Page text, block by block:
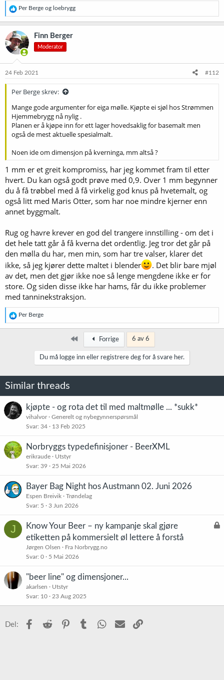
R
e
a
k
s
j
o
e
Per Berge og loebrygg
Finn Berger
Moderator
24 Feb 2021 #112
Per Berge skrev:
Mange gode argumenter for eiga mølle. Kjøpte ei sjøl hos Strømmen
Hjemmebrygg nå nylig .
Planen er å kjøpe inn for ett lager hovedsaklig for basemalt men
også de mest aktuelle spesialmalt.
Noen ide om dimensjon på kverninga, mm altså ?
1 mm er et greit kompromiss, har jeg kommet fram til etter
hvert. Du kan også godt prøve med 0,9. Over 1 mm begynner
du å få trøbbel med å få virkelig god knus på hvetemalt, og
også litt med Maris Otter, som har noe mindre kjerner enn
annet byggmalt.
Rug og havre krever en god del trangere innstilling - om det i
det hele tatt går å få kverna det ordentlig. Jeg tror det går på
den mølla du har, men min, som har tre valser, klarer det
ikke, så jeg kjører dette maltet i blender
. Det blir bare mjøl
av det, men det gjør ikke noe så lenge mengdene ikke er for
store. Og siden disse ikke har hams, får du ikke problemer
med tanninekstraksjon.
R
e
a
r
Per Berge
Først Forrige 6 av 6
Du må logge inn eller registrere deg for å svare her.
Similar threads
kjøpte - og rota det til med maltmølle ... *sukk*
vihalvor
Generelt og nybegynnerspørsmål
Svar 34 13 Feb 2025
Norbryggs typedefinisjoner - BeerXML
erikraude
Utstyr
Svar 39 25 Mai 2026
Bayer Bag Night hos Austmann 02. Juni 2026
Espen Breivik
Trøndelag
Svar 5 3 Jun 2026
J
L
Know Your Beer – ny kampanje skal gjøre
etiketten på kommersielt øl lettere å forstå
Jørgen Olsen
Fra Norbrygg.no
Svar 0 5 Mai 2026
"beer line" og dimensjoner...
akarlsen
Utstyr
Svar 10 23 Aug 2025
Del: Facebook
Reddit PinterestTumblr WhatsApp
E-post